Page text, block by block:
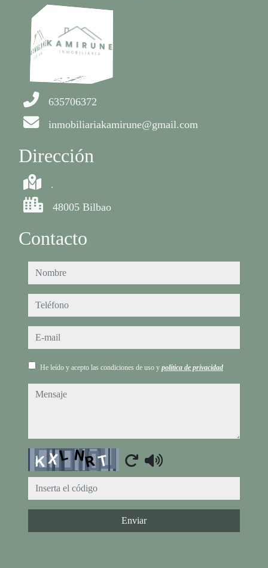
635706372
inmobiliariakamirune@gmail.com
Dirección
.
48005 Bilbao
Contacto
nombre
teléfono
e-mail
He leído y acepto las condiciones de uso y política de privacidad
mensaje
Captcha
Enviar